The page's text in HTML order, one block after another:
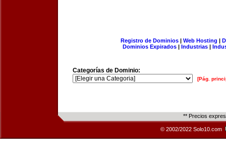
Registro de Dominios| Web Hosting |
Dominios Expirados | Industrias |
Categorías de Dominio:
[Pág.
** Precios
© 2002/2022 Solo10.com